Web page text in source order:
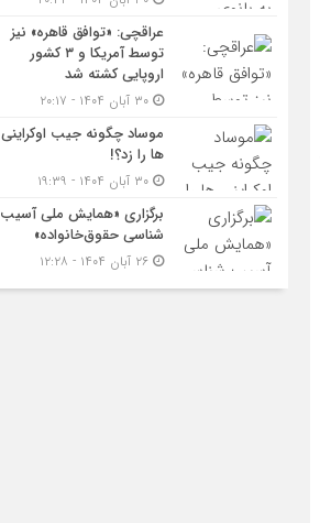
عراقچی: «توافق قاهره» نیز
توسط آمریکا و ۳ کشور
اروپایی کشته شد
موساد چگونه جیب اوکراینی
ها را زد؟!
برگزاری «همایش ملی آسیب
شناسی حقوق‌خانواده»